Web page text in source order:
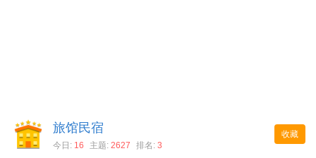
收藏
旅馆民宿
今日: 16 主题: 2627 排名: 3